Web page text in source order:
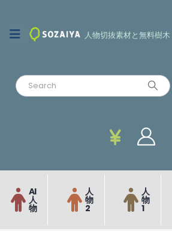
人物切抜素材と無料樹木
AI
人
物
人
物
2
人
物
1